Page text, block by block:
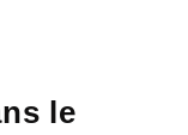
le